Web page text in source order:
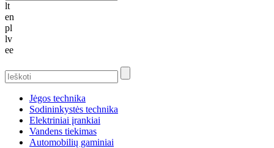
lt
en
pl
lv
ee
Jėgos technika
Sodininkystės technika
Elektriniai įrankiai
Vandens tiekimas
Automobilių gaminiai